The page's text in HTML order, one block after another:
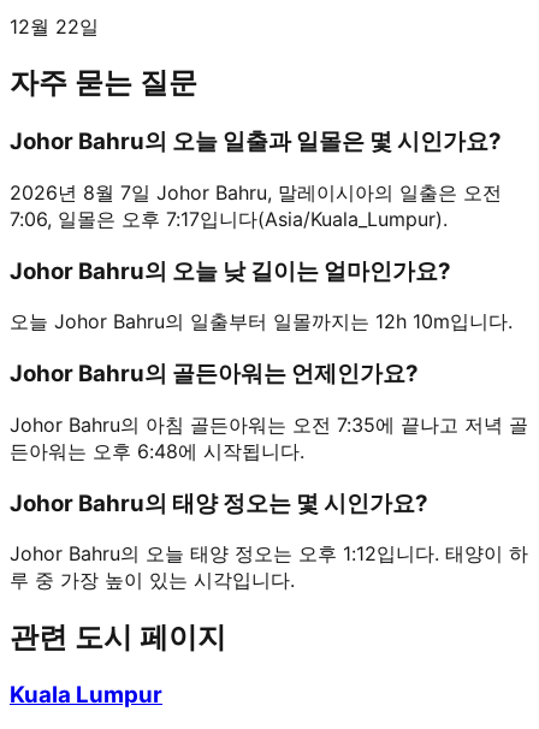
12월 22일
자주 묻는 질문
Johor Bahru의 오늘 일출과 일몰은 몇 시인가요?
2026년 8월 7일 Johor Bahru, 말레이시아의 일출은 오전
7:06, 일몰은 오후 7:17입니다(Asia/Kuala_Lumpur).
Johor Bahru의 오늘 낮 길이는 얼마인가요?
오늘 Johor Bahru의 일출부터 일몰까지는 12h 10m입니다.
Johor Bahru의 골든아워는 언제인가요?
Johor Bahru의 아침 골든아워는 오전 7:35에 끝나고 저녁 골
든아워는 오후 6:48에 시작됩니다.
Johor Bahru의 태양 정오는 몇 시인가요?
Johor Bahru의 오늘 태양 정오는 오후 1:12입니다. 태양이 하
루 중 가장 높이 있는 시각입니다.
관련 도시 페이지
Kuala Lumpur